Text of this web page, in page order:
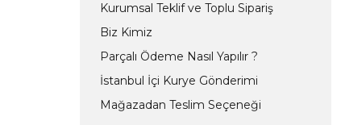
Kurumsal Teklif ve Toplu Sipariş
Biz Kimiz
Parçalı Ödeme Nasıl Yapılır ?
İstanbul İçi Kurye Gönderimi
Mağazadan Teslim Seçeneği